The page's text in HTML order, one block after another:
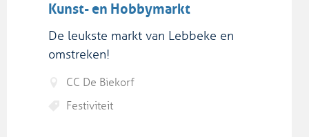
Kunst- en Hobbymarkt
De leukste markt van Lebbeke en
omstreken!
CC De Biekorf
Festiviteit